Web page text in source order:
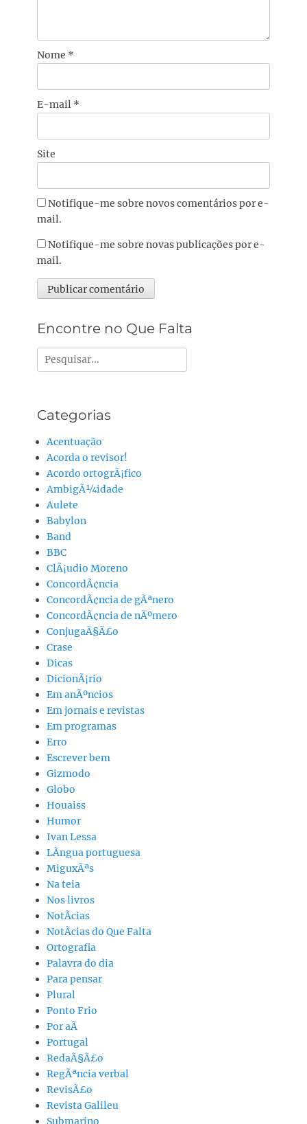
Nome *
E-mail *
Site
Notifique-me sobre novos comentários por e-
mail.
Notifique-me sobre novas publicações por e-
mail.
Encontre no Que Falta
Pesquisar
por:
Categorias
Acentuação
Acorda o revisor!
Acordo ortogrÃ¡fico
AmbigÃ¼idade
Aulete
Babylon
Band
BBC
ClÃ¡udio Moreno
ConcordÃ¢ncia
ConcordÃ¢ncia de gÃªnero
ConcordÃ¢ncia de nÃºmero
ConjugaÃ§Ã£o
Crase
Dicas
DicionÃ¡rio
Em anÃºncios
Em jornais e revistas
Em programas
Erro
Escrever bem
Gizmodo
Globo
Houaiss
Humor
Ivan Lessa
LÃ­ngua portuguesa
MiguxÃªs
Na teia
Nos livros
NotÃ­cias
NotÃ­cias do Que Falta
Ortografia
Palavra do dia
Para pensar
Plural
Ponto Frio
Por aÃ­
Portugal
RedaÃ§Ã£o
RegÃªncia verbal
RevisÃ£o
Revista Galileu
Submarino